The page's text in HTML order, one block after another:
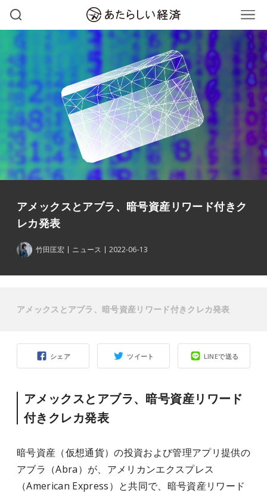
アメックスとアブラ、暗号資産リワード付きク
レカ発表
竹田匡宏 ニュース 2022-06-13
シェア ツイート LINEで送る
アメックスとアブラ、暗号資産リワード
付きクレカ発表
暗号資産（仮想通貨）の投資および管理アプリ提供の
アブラ（Abra） が、アメリカンエクスプレス
（American Express）と共同で、暗号資産リワード
アメックスとアブラ、暗号資産リワード付きクレカ発表